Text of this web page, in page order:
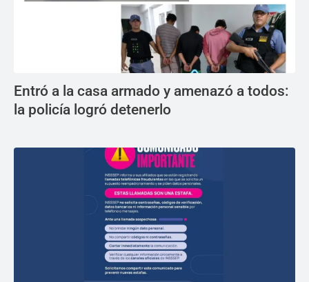
Entró a la casa armado y amenazó a todos:
la policía logró detenerlo